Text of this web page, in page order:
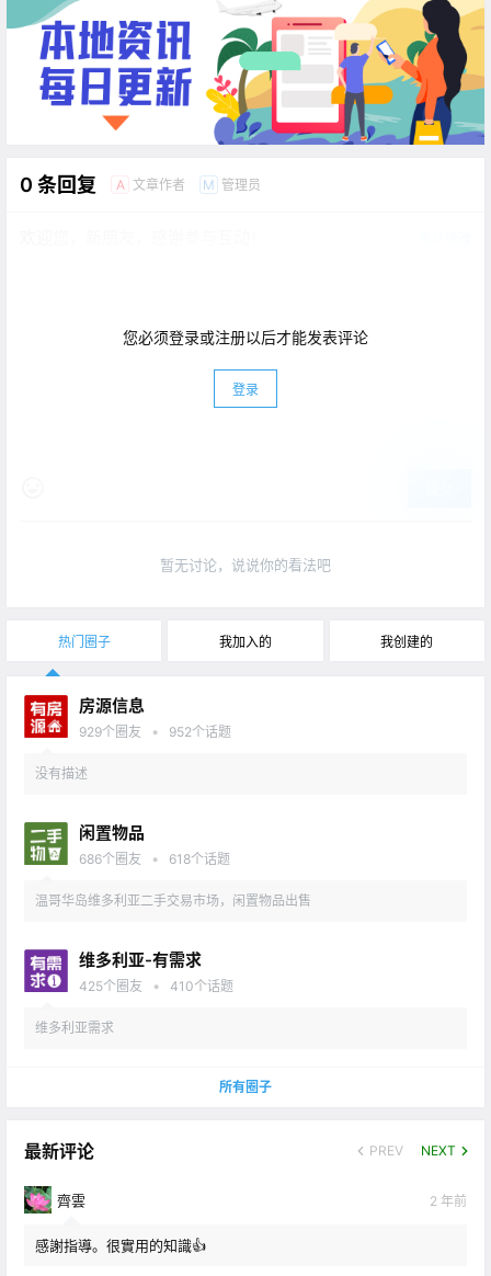
0 条回复 A 文章作者 M 管理员
您必须登录或注册以后才能发表评论
登录
暂无讨论，说说你的看法吧
热门圈子 我加入的 我创建的
房源信息
929个圈友 • 952个话题
没有描述
闲置物品
686个圈友 • 618个话题
温哥华岛维多利亚二手交易市场，闲置物品出售
维多利亚-有需求
425个圈友 • 410个话题
维多利亚需求
所有圈子
最新评论 PREV NEXT
齊雲 2 年前
感謝指導。很實用的知識👍